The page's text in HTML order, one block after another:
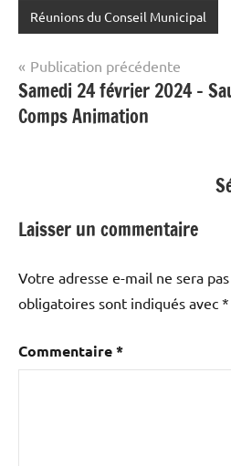
Réunions du Conseil Municipal
Navigation
de
l’article
Publication précédente
Samedi 24 février 2024 –
Comps Animation
Laisser un commentaire
Votre adresse e-mail ne sera pas
obligatoires sont indiqués avec *
Commentaire*